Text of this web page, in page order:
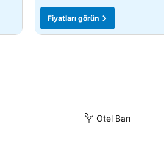
Fiyatları görün
Otel Barı